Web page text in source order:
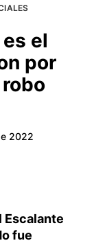
el
por
2022
Escalante
fue